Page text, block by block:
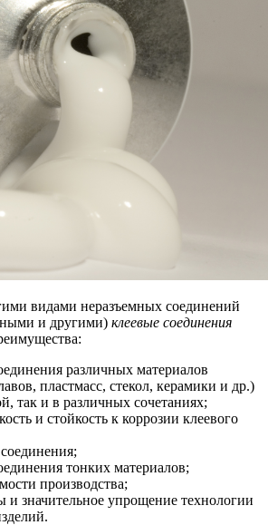
видами неразъемных соединений
и другими) клеевые соединения
различных материалов
пластмасс, стекол, керамики и др.)
так и в различных сочетаниях;
и стойкость к коррозии клеевого
тонких материалов;
производства;
и значительное упрощение технологии